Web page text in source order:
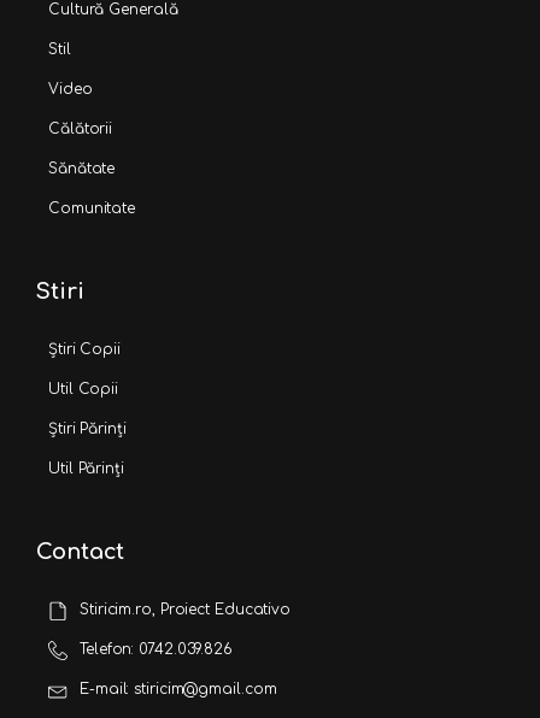
Cultură Generală
Stil
Video
Călătorii
Sănătate
Comunitate
Stiri
Știri Copii
Util Copii
Știri Părinți
Util Părinți
Contact
Stiricim.ro, Proiect Educativo
Telefon: 0742.039.826
E-mail: stiricim@gmail.com